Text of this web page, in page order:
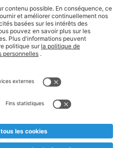
et mentions légales
et jusqu'à
étudié, nous serions
Prix Recupel et TVA incl.
masculine a été adoptée